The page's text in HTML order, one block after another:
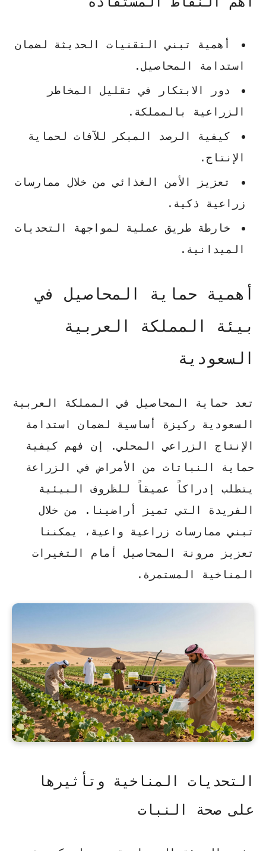
أهمية تبني التقنيات الحديثة لضمان
استدامة المحاصيل.
دور الابتكار في تقليل المخاطر
الزراعية بالمملكة.
كيفية الرصد المبكر للآفات لحماية
الإنتاج.
تعزيز الأمن الغذائي من خلال ممارسات
زراعية ذكية.
خارطة طريق عملية لمواجهة التحديات
الميدانية.
أهمية حماية المحاصيل في
بيئة المملكة العربية
السعودية
تعد حماية المحاصيل في المملكة العربية
السعودية ركيزة أساسية لضمان استدامة
الإنتاج الزراعي المحلي. إن فهم كيفية
حماية النباتات من الأمراض في الزراعة
يتطلب إدراكاً عميقاً للظروف البيئية
الفريدة التي تميز أراضينا. من خلال
تبني ممارسات زراعية واعية، يمكننا
تعزيز مرونة المحاصيل أمام التغيرات
المناخية المستمرة.
التحديات المناخية وتأثيرها
على صحة النبات